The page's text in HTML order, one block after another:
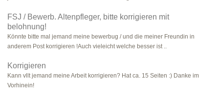
FSJ / Bewerb. Altenpfleger, bitte korrigieren mit
belohnung!
Könnte bitte mal jemand meine bewerbug / und die meiner Freundin in
anderem Post korrigieren !Auch vieleicht welche besser ist ..
Korrigieren
Kann vllt jemand meine Arbeit korrigieren? Hat ca. 15 Seiten :) Danke im
Vorhinein!